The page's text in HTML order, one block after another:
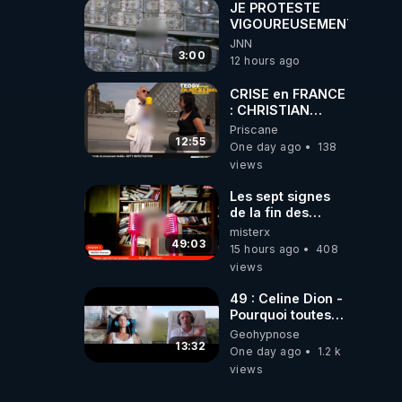
MARCHE 📷
3:00
JE PROTESTE
VIGOUREUSEMENT
JNN
12 hours ago
12:55
CRISE en FRANCE
: CHRISTIAN
COTTEN FAIT une
étrange
découverte
Priscane
One day ago
138
views
49:03
Les sept signes
de la fin des
temps selon
l’intervenant
misterx
15 hours ago
408
views
13:32
49 : Celine Dion -
Pourquoi toutes
ces rumeurs ?
Enquête sous
hypnose
Geohypnose
One day ago
1.2 k
views